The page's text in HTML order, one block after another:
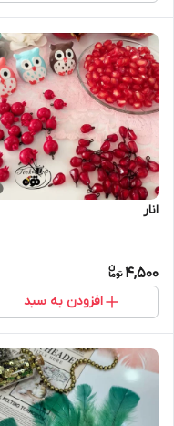
انار
4,500
افزودن به سبد